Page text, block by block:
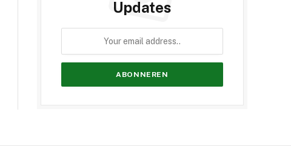
Updates